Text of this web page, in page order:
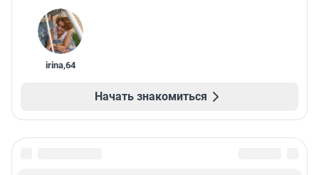
irina,64
Начать знакомиться